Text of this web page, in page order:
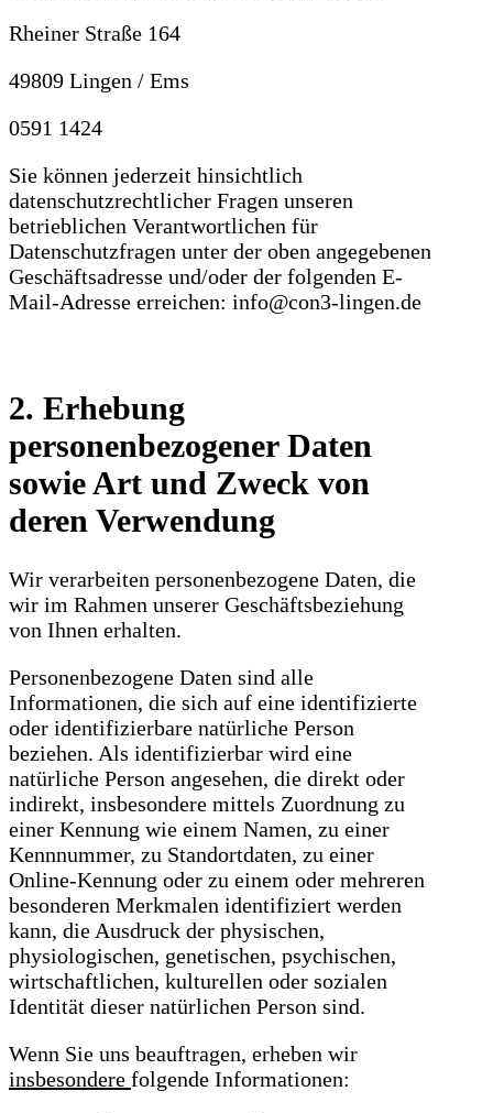
Rheiner Straße 164
49809 Lingen / Ems
0591 1424
Sie können jederzeit hinsichtlich
datenschutzrechtlicher Fragen unseren
betrieblichen Verantwortlichen für
Datenschutzfragen unter der oben angegebenen
Geschäftsadresse und/oder der folgenden E-
Mail-Adresse erreichen: info@con3-lingen.de
2. Erhebung
personenbezogener Daten
sowie Art und Zweck von
deren Verwendung
Wir verarbeiten personenbezogene Daten, die
wir im Rahmen unserer Geschäftsbeziehung
von Ihnen erhalten.
Personenbezogene Daten sind alle
Informationen, die sich auf eine identifizierte
oder identifizierbare natürliche Person
beziehen. Als identifizierbar wird eine
natürliche Person angesehen, die direkt oder
indirekt, insbesondere mittels Zuordnung zu
einer Kennung wie einem Namen, zu einer
Kennnummer, zu Standortdaten, zu einer
Online-Kennung oder zu einem oder mehreren
besonderen Merkmalen identifiziert werden
kann, die Ausdruck der physischen,
physiologischen, genetischen, psychischen,
wirtschaftlichen, kulturellen oder sozialen
Identität dieser natürlichen Person sind.
Wenn Sie uns beauftragen, erheben wir
insbesondere folgende Informationen: